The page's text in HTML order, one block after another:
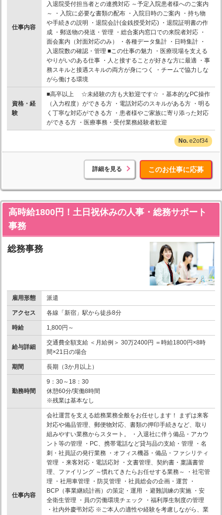
仕事内容
入退院受付担当者との連携対応 ～予定入院患者様へのご案内
～ ・入院に必要な書類の配布 ・入院日時のご案内 ・持ち物
や手続きの説明 ・退院会計(金銭授受対応) ・退院証明書の作
成 ・郵送物の発送・管理 ・総合案内窓口での来院者対応 ・
面会案内（対面対応のみ） ・各種データ集計 ・日時集計 ・
入退院数の確認・管理 ■この仕事の魅力 ・医療現場を支える
やりがいのある仕事 ・人と接することが好きな方に最適 ・事
務スキルと接遇スキルの両方が身につく ・チームで協力しな
がら働ける環境
資格・経
験
■高卒以上 ☆未経験の方も大歓迎です☆ ・基本的なPC操作
（入力程度）ができる方 ・電話対応のスキルがある方 ・明る
く丁寧な対応ができる方 ・患者様やご家族に寄り添った対応
ができる方 ・医療事務・受付業務経験者歓迎
e2of34
詳細を見る このお仕事に応募
高時給1800円！土日祝休みの人事・総務サポート
事務
総務事務
雇用形態 派遣
アクセス 各線「新宿」駅から徒歩8分
時給 1,800円～
給与詳細
交通費全額支給 ＜月給例＞ 30万2400円 ＝時給1800円×8時
間×21日の場合
期間 長期（3か月以上）
勤務時間
9：30～18：30
休憩60分/実働8時間
※残業は基本なし
仕事内容
会社運営を支える総務業務全般をお任せします！ まずは来客
対応や備品管理、郵便物対応、書類の押印手続きなど、取り
組みやすい業務からスタート。 ・入退社に伴う備品・アカウ
ント等の管理 ・PC、携帯電話など貸与品の支給・管理 ・名
刺・社員証の発行業務 ・オフィス機器・備品・ファシリティ
管理 ・来客対応・電話応対 ・文書管理、契約書・稟議書管
理、ファイリング ～慣れてきたらお任せする業務～ ・社宅管
理 ・社用車管理 ・防災管理 ・社員総会の企画・運営 ・
BCP（事業継続計画）の策定・運用 ・避難訓練の実施 ・安
全衛生管理 ・員の労働環境チェック ・福利厚生制度の管理
・社内外慶弔対応 ※ご本人の適性や経験を考慮しながら、業